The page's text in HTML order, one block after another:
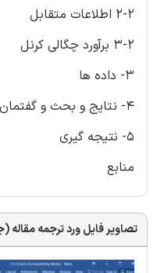
2-2 اطلاعات متقابل
3-2 برآورد چگالی کرنل
3- داده ها
4- نتایج و بحث و گفتمان
5- نتیجه گیری
منابع
تصاویر فایل ورد ترجمه